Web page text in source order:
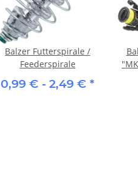
Balzer Futterspirale /
Feederspirale
0,99 € - 2,49 € *